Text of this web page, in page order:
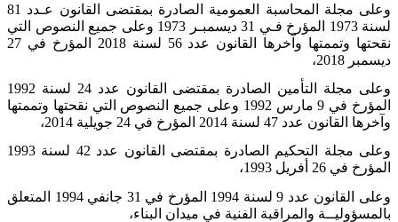
وعلى مجلة المحاسبة العمومية الصادرة بمقتضى القانون عـدد 81
لسنة 1973 المؤرخ فـي 31 ديسمبـر 1973 وعلى جميع النصوص التي
نقحتها وتممتها وآخرها القانون عدد 56 لسنة 2018 المؤرخ في 27
ديسمبر 2018،
وعلى مجلة التأمين الصادرة بمقتضى القانون عدد 24 لسنة 1992
المؤرخ في 9 مارس 1992 وعلى جميع النصوص التي نقحتها وتممتها
وآخرها القانون عدد 47 لسنة 2014 المؤرخ في 24 جويلية 2014،
وعلى مجلة التحكيم الصادرة بمقتضى القانون عدد 42 لسنة 1993
المؤرخ في 26 أفريل 1993،
وعلى القانون عدد 9 لسنة 1994 المؤرخ في 31 جانفي 1994 المتعلق
بالمسؤوليــة والمراقبة الفنية في ميدان البناء،